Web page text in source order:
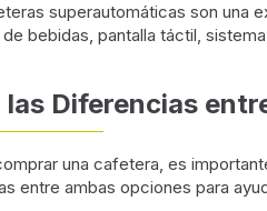
superautomáticas son una
bebidas, pantalla táctil,
las Diferencias
una cafetera, es
entre ambas opciones para